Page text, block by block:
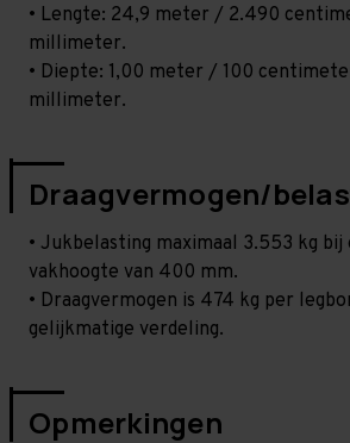
• Lengte: 24,9 meter / 2.490
millimeter.
• Diepte: 1,00 meter / 100
millimeter.
Draagvermogen/
• Jukbelasting maximaal 3.553 kg bij
vakhoogte van 400 mm.
• Draagvermogen is 474 kg per
gelijkmatige verdeling.
Opmerkingen